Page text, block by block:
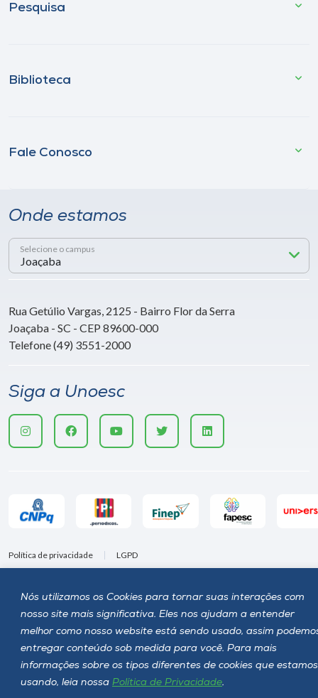
Nós utilizamos os Cookies para tornar suas interações com
nosso site mais significativa. Eles nos ajudam a entender
melhor como nosso website está sendo usado, assim
entregar conteúdo sob medida para você. Para mais
informações sobre os tipos diferentes de cookies que estamos
usando, leia nossa Política de Privacidade.
Pesquisa
Biblioteca
Fale Conosco
Onde estamos
Selecione o campus
Rua Getúlio Vargas, 2125 - Bairro Flor da Serra
Joaçaba - SC - CEP 89600-000
Telefone (49) 3551-2000
Siga a Unoesc
Política de privacidade LGPD